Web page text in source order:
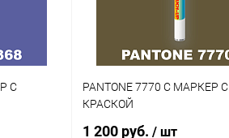
полуматовая
С
PANTONE 7770 C МАРКЕР С
КРАСКОЙ
1 200 руб. / шт